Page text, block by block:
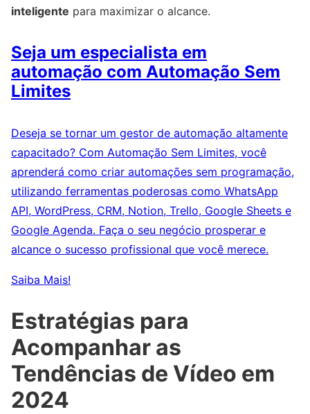
inteligente para maximizar o alcance.
Seja um especialista em
automação com Automação Sem
Limites
Deseja se tornar um gestor de automação altamente
capacitado? Com Automação Sem Limites, você
aprenderá como criar automações sem programação,
utilizando ferramentas poderosas como WhatsApp
API, WordPress, CRM, Notion, Trello, Google Sheets e
Google Agenda. Faça o seu negócio prosperar e
alcance o sucesso profissional que você merece.
Saiba Mais!
Estratégias para
Acompanhar as
Tendências de Vídeo em
2024